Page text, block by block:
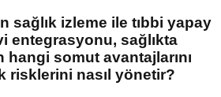
sağlık izleme ile tıbbi yapay
entegrasyonu, sağlıkta
somut avantajlarını
risklerini nasıl yönetir?